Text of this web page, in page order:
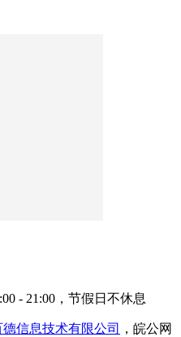
- 21:00，节假日不休息
信息技术有限公司
，皖公网